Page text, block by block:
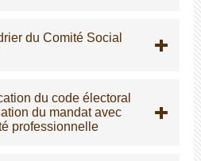
du Comité Social
du code électoral
du mandat avec
professionnelle